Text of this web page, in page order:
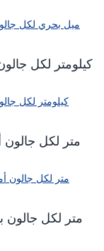
ميل بحري لكل
كيلومتر لكل
كيلومتر لكل
متر لكل جالون
متر لكل جالون
متر لكل جالون